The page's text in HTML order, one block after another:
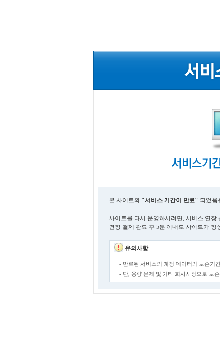
본 사이트의 "서비스 기간이 만료" 되었음
사이트를 다시 운영하시려면, 서비스 연장
연장 결제 완료 후 5분 이내로 사이트가 정
유의사항
- 만료된 서비스의 계정 데이터의 보존기
- 단, 용량 문제 및 기타 회사사정으로 보